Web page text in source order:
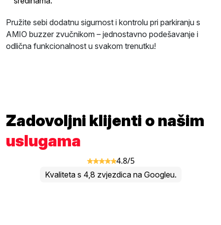
Pružite sebi dodatnu sigurnost i kontrolu pri parkiranju s
AMIO buzzer zvučnikom – jednostavno podešavanje i
odlična funkcionalnost u svakom trenutku!
Zadovoljni klijenti o našim
uslugama
4.8/5
Kvaliteta s 4,8 zvjezdica na Googleu.